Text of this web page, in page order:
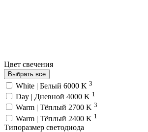
Цвет свечения
Выбрать все
White | Белый 6000 K 3
Day | Дневной 4000 K 1
Warm | Тёплый 2700 K 3
Warm | Тёплый 2400 K 1
Типоразмер светодиода